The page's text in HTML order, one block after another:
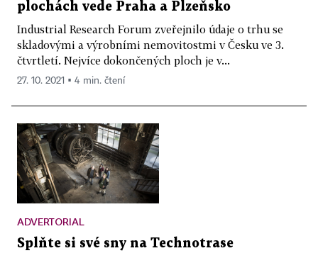
plochách vede Praha a Plzeňsko
Industrial Research Forum zveřejnilo údaje o trhu se
skladovými a výrobními nemovitostmi v Česku ve 3.
čtvrtletí. Nejvíce dokončených ploch je v...
27. 10. 2021 ▪ 4 min. čtení
ADVERTORIAL
Splňte si své sny na Technotrase